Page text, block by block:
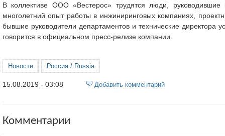
В коллективе ООО «Вестерос» трудятся люди,
многолетний опыт работы в инжиниринговых компаниях,
бывшие руководители департаментов и технические директора
говорится в официальном пресс-релизе компании.
Новости Россия / Russia
15.08.2019 - 03:08 Добавить комментарий
Комментарии